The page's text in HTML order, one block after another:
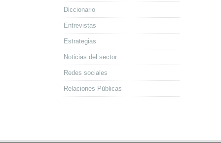
Diccionario
Entrevistas
Estrategias
Noticias del sector
Redes sociales
Relaciones Públicas